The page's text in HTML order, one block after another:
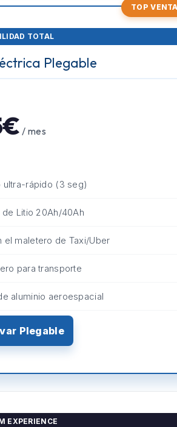
TOP
TOTAL
Plegable
/ mes
ultra-rápido (3 seg)
de Litio 20Ah/40Ah
el maletero de Taxi/Uber
para transporte
aluminio aeroespacial
Plegable
EXPERIENCE